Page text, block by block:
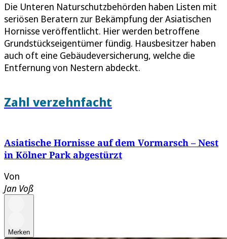
Die Unteren Naturschutzbehörden haben Listen mit
seriösen Beratern zur Bekämpfung der Asiatischen
Hornisse veröffentlicht. Hier werden betroffene
Grundstückseigentümer fündig. Hausbesitzer haben
auch oft eine Gebäudeversicherung, welche die
Entfernung von Nestern abdeckt.
Zahl verzehnfacht
Asiatische Hornisse auf dem Vormarsch – Nest
in Kölner Park abgestürzt
Von
Jan Voß
Merken